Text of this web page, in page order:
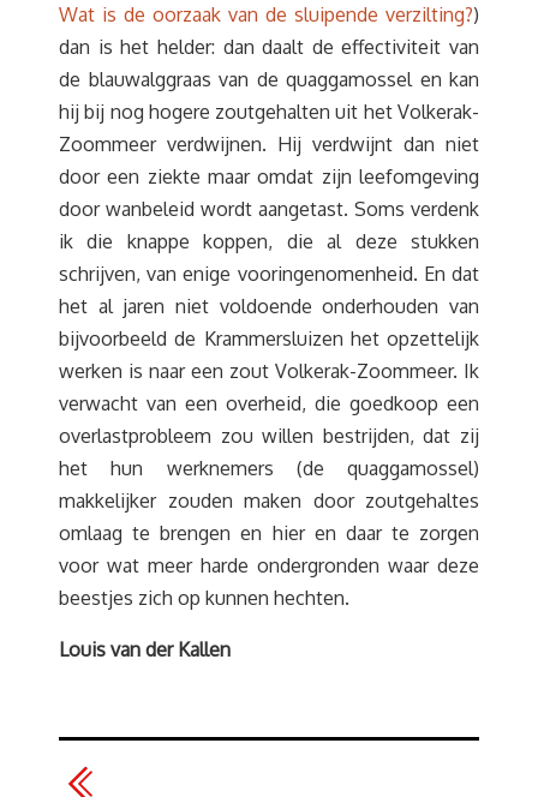
Wat is de oorzaak van de sluipende verzilting?)
dan is het helder: dan daalt de effectiviteit van
de blauwalggraas van de quaggamossel en kan
hij bij nog hogere zoutgehalten uit het Volkerak-
Zoommeer verdwijnen. Hij verdwijnt dan niet
door een ziekte maar omdat zijn leefomgeving
door wanbeleid wordt aangetast. Soms verdenk
ik die knappe koppen, die al deze stukken
schrijven, van enige vooringenomenheid. En dat
het al jaren niet voldoende onderhouden van
bijvoorbeeld de Krammersluizen het opzettelijk
werken is naar een zout Volkerak-Zoommeer. Ik
verwacht van een overheid, die goedkoop een
overlastprobleem zou willen bestrijden, dat zij
het hun werknemers (de quaggamossel)
makkelijker zouden maken door zoutgehaltes
omlaag te brengen en hier en daar te zorgen
voor wat meer harde ondergronden waar deze
beestjes zich op kunnen hechten.
Louis van der Kallen